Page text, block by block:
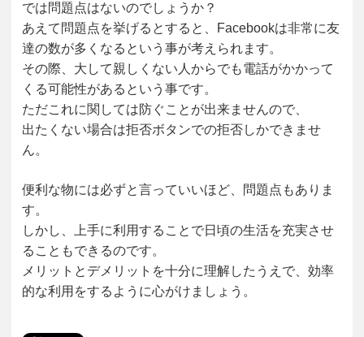
では問題点はないのでしょうか？
あえて問題点を挙げるとすると、Facebookは非常に友
達の数が多くなるという事が考えられます。
その際、大して親しくない人からでも電話がかかって
くる可能性があるという事です。
ただこれに関しては防ぐことが出来ませんので、
出たくない場合は拒否ボタンでの拒否しかできませ
ん。
便利な物には必ずと言っていいほど、問題点もありま
す。
しかし、上手に利用することで日頃の生活を充実させ
ることもできるのです。
メリットとデメリットを十分に理解したうえで、効率
的な利用をするように心がけましょう。